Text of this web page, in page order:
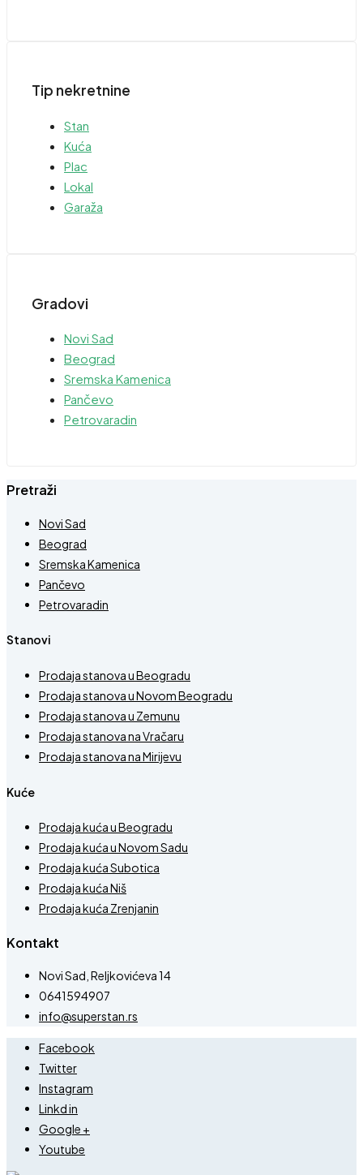
Tip nekretnine
Stan
Kuća
Plac
Lokal
Garaža
Gradovi
Novi Sad
Beograd
Sremska Kamenica
Pančevo
Petrovaradin
Pretraži
Novi Sad
Beograd
Sremska Kamenica
Pančevo
Petrovaradin
Stanovi
Prodaja stanova u Beogradu
Prodaja stanova u Novom Beogradu
Prodaja stanova u Zemunu
Prodaja stanova na Vračaru
Prodaja stanova na Mirijevu
Kuće
Prodaja kuća u Beogradu
Prodaja kuća u Novom Sadu
Prodaja kuća Subotica
Prodaja kuća Niš
Prodaja kuća Zrenjanin
Kontakt
Novi Sad, Reljkovićeva 14
0641594907
info@superstan.rs
Facebook
Twitter
Instagram
Linkd in
Google +
Youtube